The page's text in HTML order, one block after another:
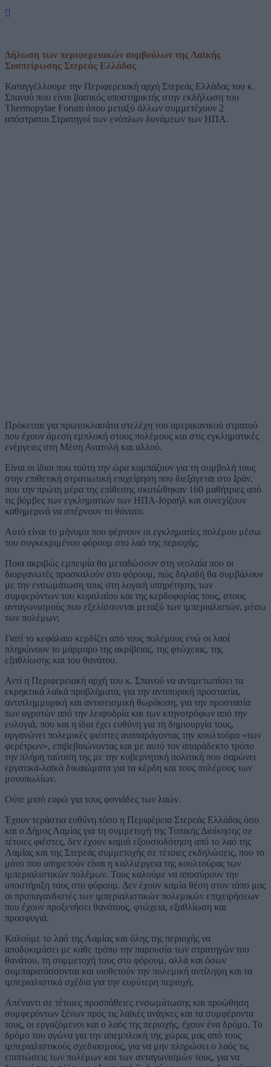
Δήλωση των περιφερειακών συμβούλων της Λαϊκής
Συσπείρωσης Στερεάς Ελλάδας
Καταγγέλλουμε την Περιφερειακή αρχή Στερεάς Ελλάδας του κ.
Σπανού που είναι βασικός υποστηρικτής στην εκδήλωση του
Thermopylae Forum όπου μεταξύ άλλων συμμετέχουν 2
απόστρατοι Στρατηγοί των ενόπλων δυνάμεων των ΗΠΑ.
Πρόκειται για πρωτοκλασάτα στελέχη του αμερικανικού στρατού
που έχουν άμεση εμπλοκή στους πολέμους και στις εγκληματικές
ενέργειες στη Μέση Ανατολή και αλλού.
Είναι οι ίδιοι που τούτη την ώρα κομπάζουν για τη συμβολή τους
στην επιθετική στρατιωτική επιχείρηση που διεξάγεται στο Ιράν,
που την πρώτη μέρα της επίθεσης σκοτώθηκαν 160 μαθήτριες από
τις βόμβες των εγκληματιών των ΗΠΑ-Ισραήλ και συνεχίζουν
καθημερινά να σπέρνουν το θάνατο.
Αυτό είναι το μήνυμα που φέρνουν οι εγκληματίες πολέμου μέσω
του συγκεκριμένου φόρουμ στο λαό της περιοχής;
Ποια ακριβώς εμπειρία θα μεταδώσουν στη νεολαία που οι
διοργανωτές προσκαλούν στο φόρουμ, πώς δηλαδή θα συμβάλουν
με την ενσωμάτωση τους στη λογική υπηρέτησης των
συμφερόντων του κεφαλαίου και της κερδοφορίας τους, στους
ανταγωνισμούς που εξελίσσονται μεταξύ των ιμπεριαλιστών, μέσω
των πολέμων;
Γιατί το κεφάλαιο κερδίζει από τους πολέμους ενώ οι λαοί
πληρώνουν το μάρμαρο της ακρίβειας, της φτώχειας, της
εξαθλίωσης και του θανάτου.
Αντί η Περιφερειακή αρχή του κ. Σπανού να αντιμετωπίσει τα
εκρηκτικά λαϊκά προβλήματα, για την αντιπυρική προστασία,
αντιπλημμυρική και αντισεισμική θωράκιση, για την προστασία
των αγροτών από την λειψυδρία και των κτηνοτρόφων από την
ευλογιά, που και η ίδια έχει ευθύνη για τη δημιουργία τους,
οργανώνει πολεμικές φιέστες αναπαράγοντας την κουλτούρα «των
φερέτρων», επιβεβαιώνοντας και με αυτό τον απαράδεκτο τρόπο
την πλήρη ταύτιση της με την κυβερνητική πολιτική που σαρώνει
εργατικά-λαϊκά δικαιώματα για τα κέρδη και τους πολέμους των
μονοπωλίων.
Ούτε μισό ευρώ για τους φονιάδες των λαών.
Έχουν τεράστια ευθύνη τόσο η Περιφέρεια Στερεάς Ελλάδας όσο
και ο Δήμος Λαμίας για τη συμμετοχή της Τοπικής Διοίκησης σε
τέτοιες φιέστες, δεν έχουν καμιά εξουσιοδότηση από το λαό της
Λαμίας και της Στερεάς συμμετοχής σε τέτοιες εκδηλώσεις, που το
μόνο που υπηρετούν είναι η καλλιέργεια της κουλτούρας των
ιμπεριαλιστικών πολέμων. Τους καλούμε να αποσύρουν την
υποστήριξη τους στο φόρουμ. Δεν έχουν καμία θέση στον τόπο μας
οι προπαγανδιστές των ιμπεριαλιστικών πολεμικών επιχειρήσεων
που έχουν προξενήσει θανάτους, φτώχεια, εξαθλίωση και
προσφυγιά.
Καλούμε το λαό της Λαμίας και όλης της περιοχής να
αποδοκιμάσει με κάθε τρόπο την παρουσία των στρατηγών του
θανάτου, τη συμμετοχή τους στο φόρουμ, αλλά και όσων
συμπαρατάσσονται και υιοθετούν την πολεμική αντίληψη και τα
ιμπεριαλιστικά σχέδια για την ευρύτερη περιοχή.
Απέναντι σε τέτοιες προσπάθειες ενσωμάτωσης και προώθηση
συμφερόντων ξένων προς τις λαϊκές ανάγκες και τα συμφέροντα
τους, οι εργαζόμενοι και ο λαός της περιοχής, έχουν ένα δρόμο. Το
δρόμο του αγώνα για την απεμπλοκή της χώρας μας από τους
ιμπεριαλιστικούς σχεδιασμούς, για να μην πληρώσει ο λαός τις
επιπτώσεις των πολέμων και των ανταγωνισμών τους, για να